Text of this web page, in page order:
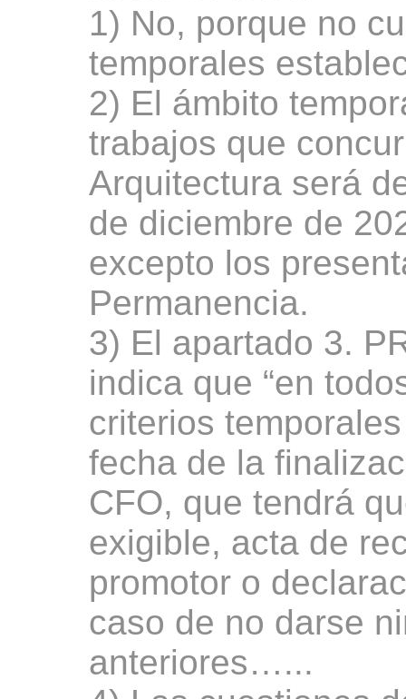
1) No, porque no
temporales
2) El ámbito
trabajos que
Arquitectura será
de diciembre de
excepto los
Permanencia.
3) El apartado 3.
indica que “en
criterios
fecha de la
CFO, que tendrá
exigible, acta de
promotor o
caso de no darse
anteriores…...